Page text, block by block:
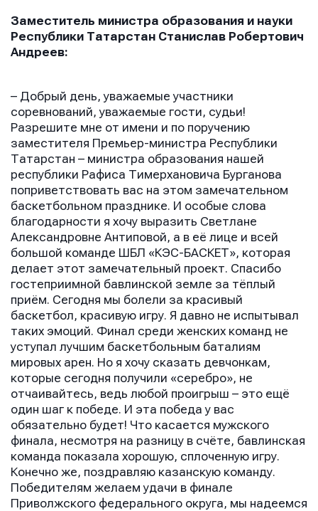
Заместитель министра образования и науки
Республики Татарстан Станислав Робертович
Андреев:
– Добрый день, уважаемые участники
соревнований, уважаемые гости, судьи!
Разрешите мне от имени и по поручению
заместителя Премьер-министра Республики
Татарстан – министра образования нашей
республики Рафиса Тимерхановича Бурганова
поприветствовать вас на этом замечательном
баскетбольном празднике. И особые слова
благодарности я хочу выразить Светлане
Александровне Антиповой, а в её лице и всей
большой команде ШБЛ «КЭС-БАСКЕТ», которая
делает этот замечательный проект. Спасибо
гостеприимной бавлинской земле за тёплый
приём. Сегодня мы болели за красивый
баскетбол, красивую игру. Я давно не испытывал
таких эмоций. Финал среди женских команд не
уступал лучшим баскетбольным баталиям
мировых арен. Но я хочу сказать девчонкам,
которые сегодня получили «серебро», не
отчаивайтесь, ведь любой проигрыш – это ещё
один шаг к победе. И эта победа у вас
обязательно будет! Что касается мужского
финала, несмотря на разницу в счёте, бавлинская
команда показала хорошую, сплоченную игру.
Конечно же, поздравляю казанскую команду.
Победителям желаем удачи в финале
Приволжского федерального округа, мы надеемся